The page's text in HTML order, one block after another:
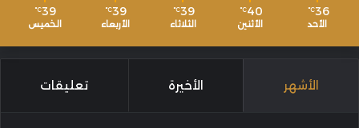
36
℃
الأحد
40
℃
الأثنين
39
℃
الثلاثاء
39
℃
الأربعاء
39
℃
الخميس
الأشهر الأخيرة تعليقات